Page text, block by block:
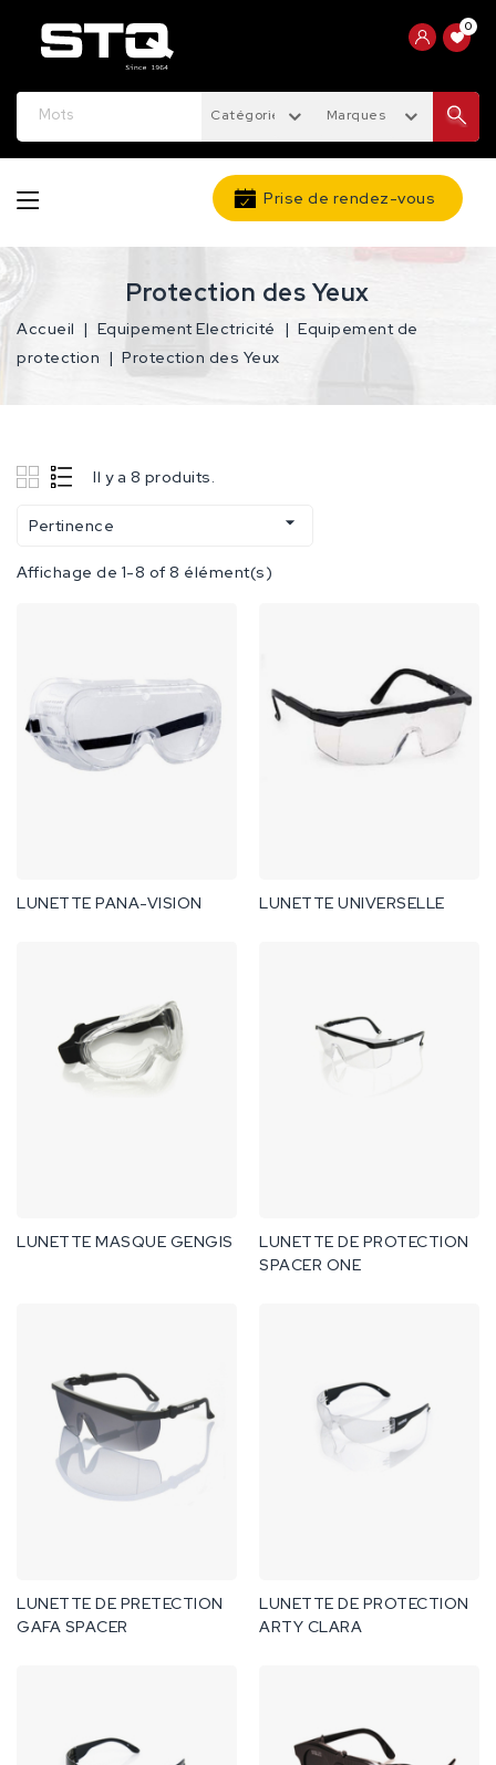
0
Catégories Marques
Prise de rendez-vous
Protection des Yeux
Accueil Equipement Electricité
Equipement de
protection
Protection des Yeux
Il y a 8 produits.
Pertinence 
Affichage de 1-8 of 8 élément(s)
LUNETTE PANA-VISION LUNETTE UNIVERSELLE
LUNETTE MASQUE GENGIS
LUNETTE DE PROTECTION
SPACER ONE
LUNETTE DE PRETECTION
GAFA SPACER
LUNETTE DE PROTECTION
ARTY CLARA